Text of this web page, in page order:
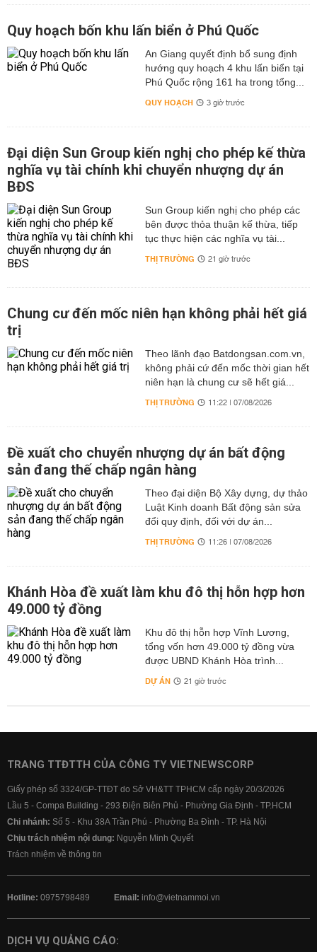
Quy hoạch bốn khu lấn biển ở Phú Quốc
An Giang quyết định bổ sung định
hướng quy hoạch 4 khu lấn biển tại
Phú Quốc rộng 161 ha trong tổng...
QUY HOẠCH 3 giờ trước
Đại diện Sun Group kiến nghị cho phép kế thừa
nghĩa vụ tài chính khi chuyển nhượng dự án
BĐS
Sun Group kiến nghị cho phép các
bên được thỏa thuận kế thừa, tiếp
tục thực hiện các nghĩa vụ tài...
THỊ TRƯỜNG 21 giờ trước
Chung cư đến mốc niên hạn không phải hết giá
trị
Theo lãnh đạo Batdongsan.com.vn,
không phải cứ đến mốc thời gian hết
niên hạn là chung cư sẽ hết giá...
THỊ TRƯỜNG 11:22 | 07/08/2026
Đề xuất cho chuyển nhượng dự án bất động
sản đang thế chấp ngân hàng
Theo đại diện Bộ Xây dựng, dự thảo
Luật Kinh doanh Bất động sản sửa
đổi quy định, đối với dự án...
THỊ TRƯỜNG 11:26 | 07/08/2026
Khánh Hòa đề xuất làm khu đô thị hỗn hợp hơn
49.000 tỷ đồng
Khu đô thị hỗn hợp Vĩnh Lương,
tổng vốn hơn 49.000 tỷ đồng vừa
được UBND Khánh Hòa trình...
DỰ ÁN 21 giờ trước
TRANG TTĐTTH CỦA CÔNG TY VIETNEWSCORP
Giấy phép số 3324/GP-TTĐT do Sở VH&TT TPHCM cấp ngày 20/3/2026
Lầu 5 - Compa Building - 293 Điện Biên Phủ - Phường Gia Định - TP.HCM
Chi nhánh: Số 5 - Khu 38A Trần Phú - Phường Ba Đình - TP. Hà Nội
Chịu trách nhiệm nội dung: Nguyễn Minh Quyết
Trách nhiệm về thông tin
Hotline: 0975798489 Email: info@vietnammoi.vn
DỊCH VỤ QUẢNG CÁO: